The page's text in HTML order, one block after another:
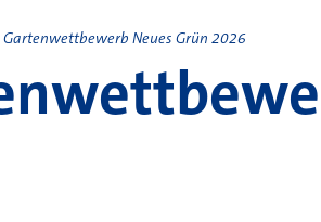
Gartenwettbewerb Neues Grün 2026